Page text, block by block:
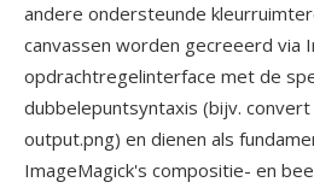
andere ondersteunde
canvassen worden gecreeerd via
opdrachtregelinterface met de
dubbelepuntsyntaxis (bijv.
output.png) en dienen als
ImageMagick's compositie- en